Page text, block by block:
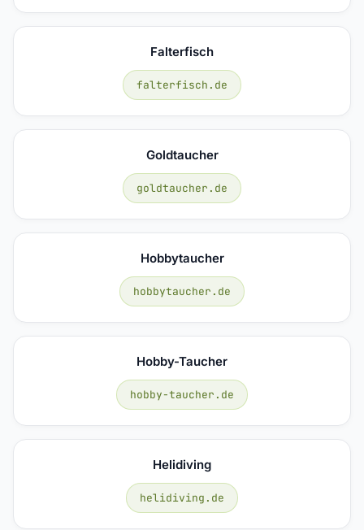
Falterfisch
falterfisch.de
Goldtaucher
goldtaucher.de
Hobbytaucher
hobbytaucher.de
Hobby-Taucher
hobby-taucher.de
Helidiving
helidiving.de